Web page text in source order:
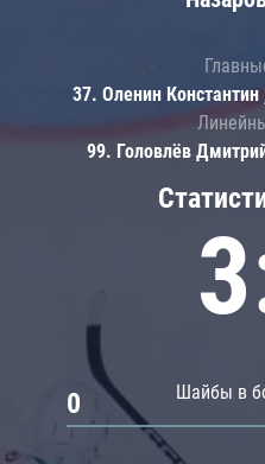
Шайбы в
0
37. Оленин
99. Головлёв